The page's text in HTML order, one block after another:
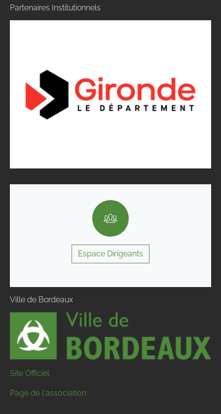
Partenaires Institutionnels
Espace Dirigeants
Ville de Bordeaux
Site Officiel
Page de l'association